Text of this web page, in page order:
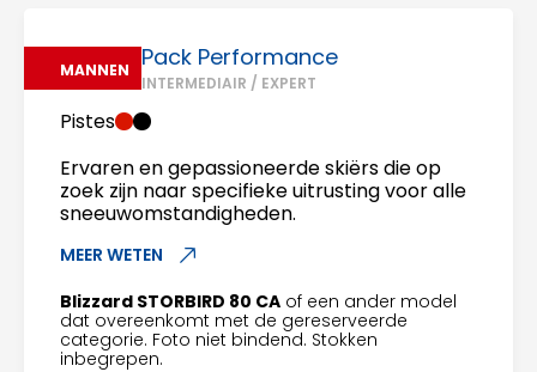
MANNEN Pack Performance
INTERMEDIAIR / EXPERT
Pistes
Ervaren en gepassioneerde skiërs die op
zoek zijn naar specifieke uitrusting voor alle
sneeuwomstandigheden.
MEER WETEN
Blizzard STORBIRD 80 CA of een ander model
dat overeenkomt met de gereserveerde
categorie. Foto niet bindend. Stokken
inbegrepen.